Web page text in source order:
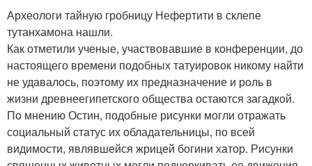
Археологи тайную гробницу Нефертити в склепе
тутанхамона нашли.
Как отметили ученые, участвовавшие в конференции, до
настоящего времени подобных татуировок никому найти
не удавалось, поэтому их предназначение и роль в
жизни древнеегипетского общества остаются загадкой.
По мнению Остин, подобные рисунки могли отражать
социальный статус их обладательницы, по всей
видимости, являвшейся жрицей богини хатор. Рисунки